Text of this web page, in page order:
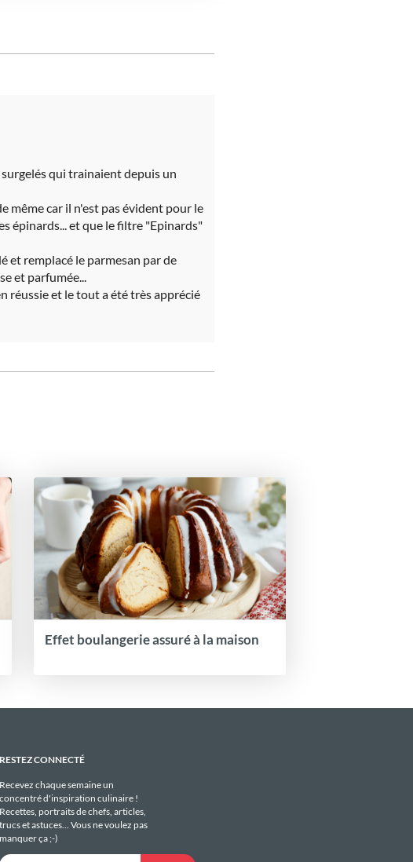
qui trainaient depuis un
car il n'est pas évident pour le
épinards... et que le filtre "Epinards"
et remplacé le parmesan par de
et parfumée...
réussie et le tout a été très apprécié
Effet boulangerie assuré à la maison
RESTEZ CONNECTÉ
Recevez chaque semaine un
concentré d'inspiration culinaire !
Recettes, portraits de chefs, articles,
trucs et astuces... Vous ne voulez pas
manquer ça ;-)